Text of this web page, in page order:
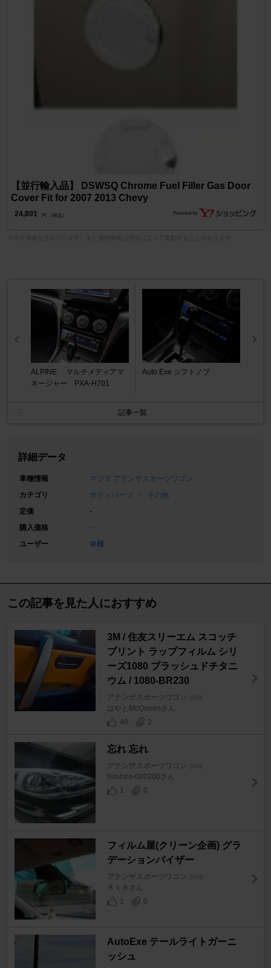
【並行輸入品】 DSWSQ Chrome Fuel Filler Gas Door
Cover Fit for 2007 2013 Chevy
24,801 円 （税込）
ALPINE マルチメディアマ
ネージャー PXA-H701
Auto Exe シフトノブ
記事一覧
詳細データ
車種情報
マツダ アテンザスポーツワゴン
カテゴリ
ボディパーツ
その他
定価
-
購入価格
-
ユーザー
＠桜
この記事を見た人におすすめ
3M / 住友スリーエム スコッチ
プリント ラップフィルム シリ
ーズ1080 ブラッシュドチタニ
ウム / 1080-BR230
アテンザスポーツワゴン [GH]
はやとMcQueenさん
40
2
忘れ 忘れ
アテンザスポーツワゴン [GH]
hirohiro-080206さん
1
0
フィルム屋(クリーン企画) グラ
デーションバイザー
アテンザスポーツワゴン [GH]
８ｘ８さん
1
0
AutoExe テールライトガーニ
ッシュ